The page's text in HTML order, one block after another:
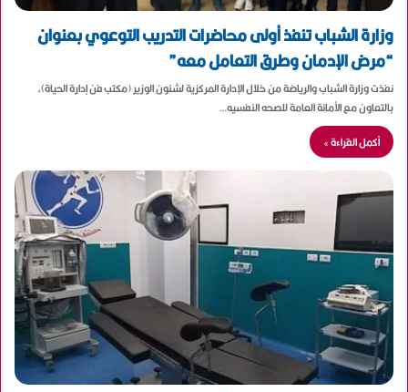
وزارة الشباب تنفذ أولى محاضرات التدريب التوعوي بعنوان
“مرض الإدمان وطرق التعامل معه”
نفذت وزارة الشباب والرياضة من خلال الإدارة المركزية لشئون الوزير (مكتب فن إدارة الحياة)،
بالتعاون مع الأمانة العامة للصحه النفسيه…
أكمل القراءة »